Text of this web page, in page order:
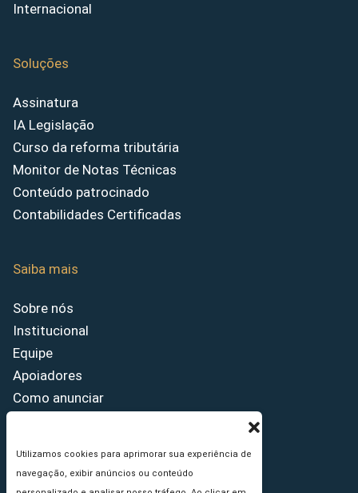
Utilizamos cookies para aprimorar sua experiência de
navegação, exibir anúncios ou conteúdo
Internacional
Soluções
Assinatura
IA Legislação
Curso da reforma tributária
Monitor de Notas Técnicas
Conteúdo patrocinado
Contabilidades Certificadas
Saiba mais
Sobre nós
Institucional
Equipe
Apoiadores
Como anunciar
Princípios Editoriais